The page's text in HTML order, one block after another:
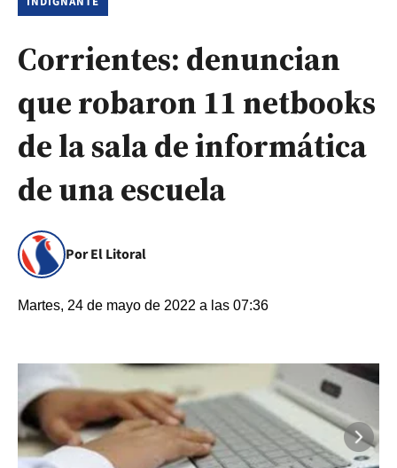
Corrientes: denuncian
que robaron 11 netbooks
de la sala de informática
de una escuela
Por El Litoral
Martes, 24 de mayo de 2022 a las 07:36